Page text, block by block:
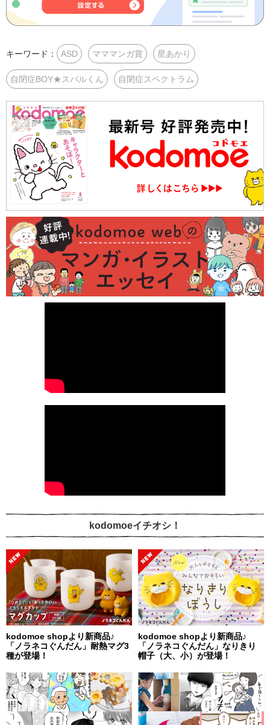
キーワード： ASD マママンガ賞 星あかり
自閉症BOY★スバルくん 自閉症スペクトラム
kodomoeイチオシ！
kodomoe shopより新商品♪
「ノラネコぐんだん」耐熱マグ3
種が登場！
kodomoe shopより新商品♪
「ノラネコぐんだん」なりきり
帽子（大、小）が登場！